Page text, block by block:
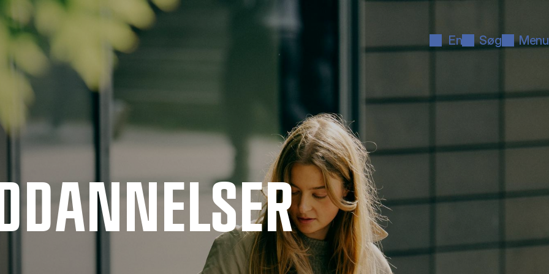
En Søg Menu